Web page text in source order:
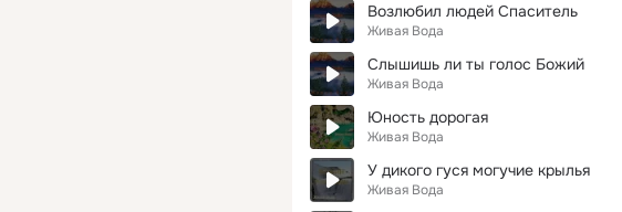
Возлюбил людей Спаситель
Живая Вода
Слышишь ли ты голос Божий
Живая Вода
Юность дорогая
Живая Вода
У дикого гуся могучие крылья
Живая Вода